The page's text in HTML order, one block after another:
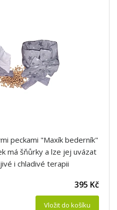
peckami "Maxík bederník"
má šňůrky a lze jej uvázat
i chladivé terapii
395 Kč
Vložit do košíku